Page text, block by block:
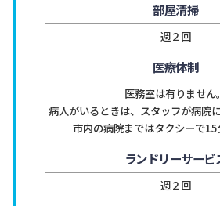
部屋清掃
週２回
医療体制
医務室は有りません。
病人がいるときは、スタッフが病院
市内の病院まではタクシーで15
ランドリーサービ
週２回